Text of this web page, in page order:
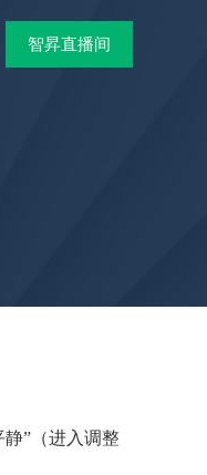
智昇直播间
”（进入调整